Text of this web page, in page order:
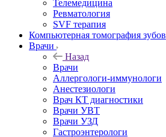
Телемедицина
Ревматология
SVF терапия
Компьютерная томография зубов
Врачи
Назад
Врачи
Аллергологи-иммунологи
Анестезиологи
Врач КТ диагностики
Врачи УВТ
Врачи УЗД
Гастроэнтерологи